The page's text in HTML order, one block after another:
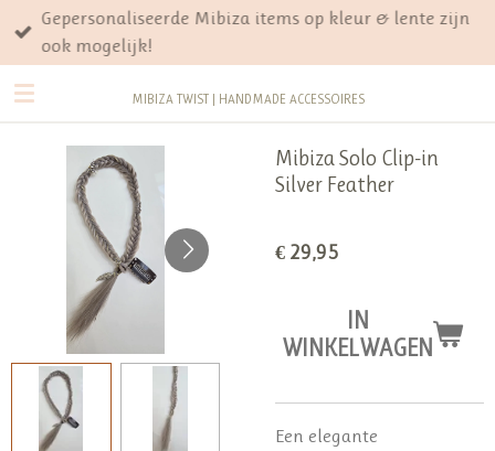
Ga
direct
naar
de
MIBIZA TWIST | HANDMADE ACCESSOIRES
Gepersonaliseerde Mibiza items op kleur & lente zijn
ook mogelijk!
Mibiza Solo Clip-in
Silver Feather
€ 29,95
IN
WINKELWAGEN
Een elegante